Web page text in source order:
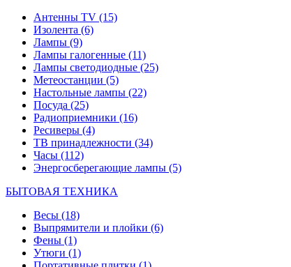
Антенны TV (15)
Изолента (6)
Лампы (9)
Лампы галогенные (11)
Лампы светодиодные (25)
Метеостанции (5)
Настольные лампы (22)
Посуда (25)
Радиоприемники (16)
Ресиверы (4)
ТВ принадлежности (34)
Часы (112)
Энергосберегающие лампы (5)
БЫТОВАЯ ТЕХНИКА
Весы (18)
Выпрямители и плойки (6)
Фены (1)
Утюги (1)